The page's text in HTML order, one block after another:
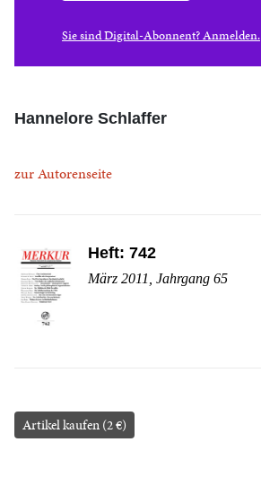
Sie sind Digital-Abonnent? Anmelden.
Hannelore Schlaffer
zur Autorenseite
Heft: 742
März 2011, Jahrgang 65
Artikel kaufen (2 €)